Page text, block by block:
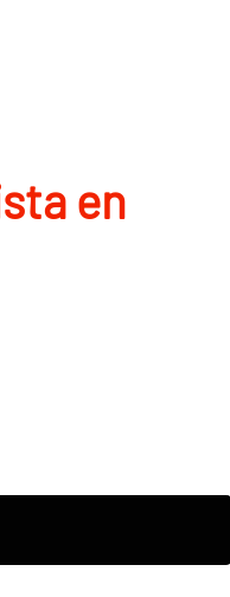
en